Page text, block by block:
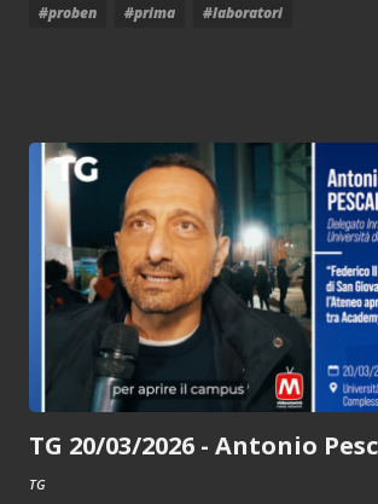
#proben #prima #laboratori
TG 20/03/2026 - Antonio
TG